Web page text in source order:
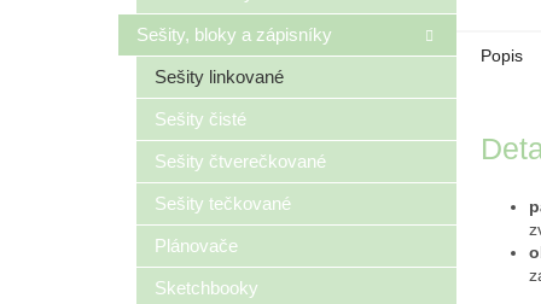
Sešity, bloky a zápisníky
Sešity linkované
Sešity čisté
Sešity čtverečkované
Sešity tečkované
Plánovače
Sketchbooky
Popis